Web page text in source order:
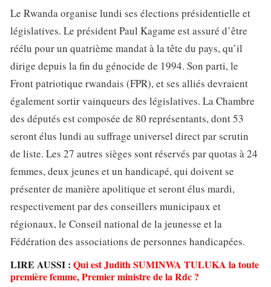
Le Rwanda organise lundi ses élections présidentielle et
législatives. Le président Paul Kagame est assuré d’être
réélu pour un quatrième mandat à la tête du pays, qu’il
dirige depuis la fin du génocide de 1994. Son parti, le
Front patriotique rwandais (FPR), et ses alliés devraient
également sortir vainqueurs des législatives. La Chambre
des députés est composée de 80 représentants, dont 53
seront élus lundi au suffrage universel direct par scrutin
de liste. Les 27 autres sièges sont réservés par quotas à 24
femmes, deux jeunes et un handicapé, qui doivent se
présenter de manière apolitique et seront élus mardi,
respectivement par des conseillers municipaux et
régionaux, le Conseil national de la jeunesse et la
Fédération des associations de personnes handicapées.
LIRE AUSSI : Qui est Judith SUMINWA TULUKA la toute
première femme, Premier ministre de la Rdc ?